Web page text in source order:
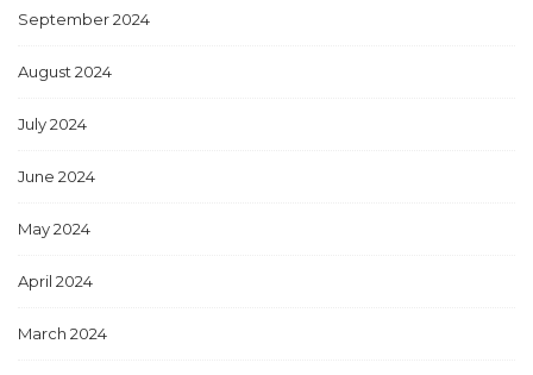
September 2024
August 2024
July 2024
June 2024
May 2024
April 2024
March 2024